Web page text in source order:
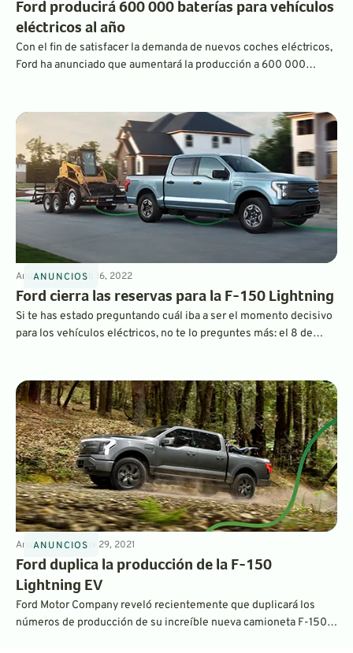
Ford producirá 600 000 baterías para vehículos
eléctricos al año
Con el fin de satisfacer la demanda de nuevos coches eléctricos,
Ford ha anunciado que aumentará la producción a 600 000
hierro y litio. Obtén más información sobre el futuro totalmente
eléctrico de Ford aquí mismo, en GreenCars.
ANUNCIOS
Anuncios4minFeb 16, 2022
Ford cierra las reservas para la F-150 Lightning
Si te has estado preguntando cuál iba a ser el momento decisivo
para los vehículos eléctricos, no te lo preguntes más: el 8 de
de 200 000 depósitos.
ANUNCIOS
Anuncios3minNov 29, 2021
Ford duplica la producción de la F-150
Lightning EV
Ford Motor Company reveló recientemente que duplicará los
números de producción de su increíble nueva camioneta F-150